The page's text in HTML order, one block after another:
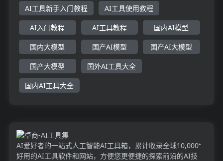
AI工具新手入门教程 AI工具使用教程
AI入门教程 AI工具教程 国内AI模型
国内大模型 国产AI模型 国产AI大模型
国产大模型 国外AI工具大全
国内AI工具大全
AI爱好者的一站式人工智能AI工具箱，累计收录全球10,000⁺
好用的AI工具软件和网站，方便您更便捷的探索前沿的AI技